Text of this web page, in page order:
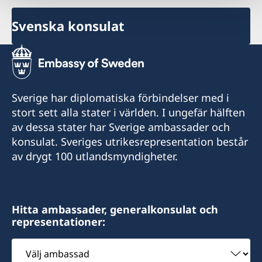
Svenska konsulat
Sverige har diplomatiska förbindelser med i
stort sett alla stater i världen. I ungefär hälften
av dessa stater har Sverige ambassader och
konsulat. Sveriges utrikesrepresentation består
av drygt 100 utlandsmyndigheter.
Hitta ambassader, generalkonsulat och
representationer:
Välj
ambassad